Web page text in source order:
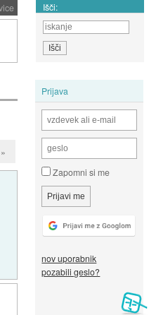
Išči:
Prijava
Zapomni si me
nov uporabnik
pozabili geslo?